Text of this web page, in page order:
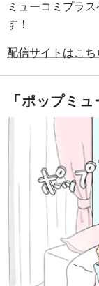
ミューコミプラ
す！
配信サイトはこち
「ポップミ